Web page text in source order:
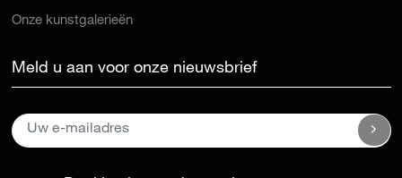
Onze kunstgalerieën
Meld u aan voor onze nieuwsbrief